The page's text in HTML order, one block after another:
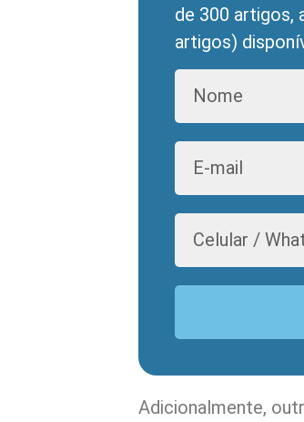
de 300 artigos,
artigos)
Adicionalmente,